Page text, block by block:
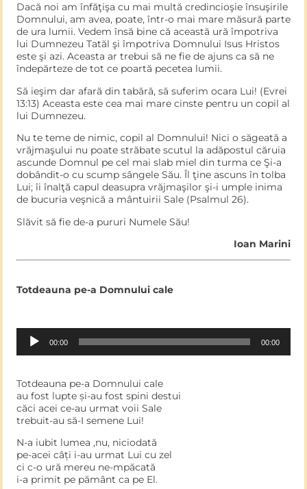
Dacă noi am înfăţişa cu mai multă cre­dincioşie însuşirile
Domnului, am avea, poate, într-o mai mare măsură parte
de ura lumii. Vedem însă bine că această ură împotriva
lui Dumnezeu Tatăl şi împotriva Domnului Isus Hristos
este şi azi. Aceasta ar trebui să ne fie de ajuns ca să ne
îndepărteze de tot ce poartă pecetea lumii.
Să ieşim dar afară din tabără, să suferim ocara Lui! (Evrei
13:13) Aceasta este cea mai mare cinste pentru un copil al
lui Dumnezeu.
Nu te teme de nimic, copil al Domnului! Nici o săgeată a
vrăjmaşului nu poate străbate scutul la adăpostul căruia
ascunde Domnul pe cel mai slab miel din turma ce Şi-a
dobândit-o cu scump sângele Său. Îl ţine ascuns în tolba
Lui; îi înalţă capul deasupra vrăjmaşilor şi-i umple inima
de bucuria veşnică a mântuirii Sale (Psalmul 26).
Slăvit să fie de-a pururi Numele Său!
Ioan Marini
Totdeauna pe-a Domnului cale
Audio
Player
00:00 00:00
Totdeauna pe-a Domnului cale
au fost lupte și-au fost spini destui
căci acei ce-au urmat voii Sale
trebuit-au să-I semene Lui!
N-a iubit lumea ,nu, niciodată
pe-acei câți i-au urmat Lui cu zel
ci c-o ură mereu ne-mpăcată
i-a primit pe pământ ca pe El.